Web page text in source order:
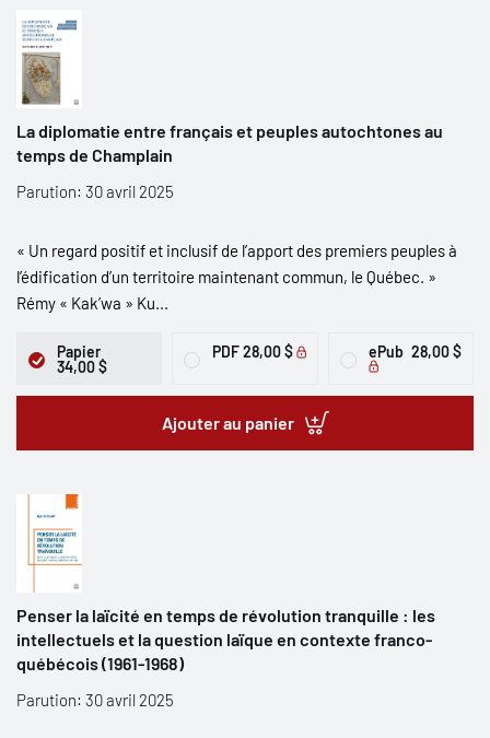
La diplomatie entre français et peuples autochtones au
temps de Champlain
Parution: 30 avril 2025
« Un regard positif et inclusif de l’apport des premiers peuples à
l’édification d’un territoire maintenant commun, le Québec. »
Rémy « Kak’wa » Ku...
Papier
34,00 $
PDF28,00 $ ePub 28,00 $
Ajouter au panier
Penser la laïcité en temps de révolution tranquille : les
intellectuels et la question laïque en contexte franco-
québécois (1961-1968)
Parution: 30 avril 2025